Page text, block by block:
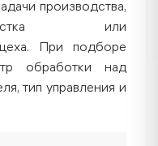
производства,
или
При подборе
обработки над
тип управления и